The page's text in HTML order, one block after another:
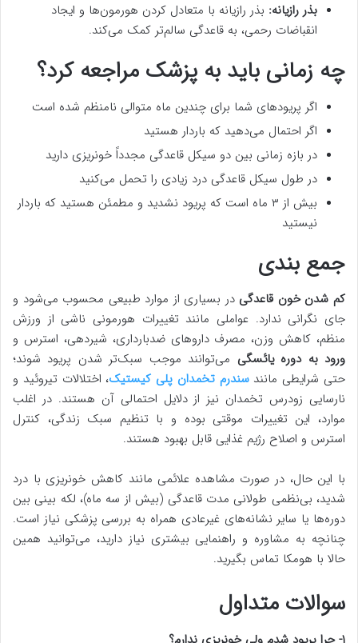
بذر رازیانه: بذر رازیانه با متعادل کردن هورمون‌ها و ایجاد
انقباضات رحمی، به قاعدگی سالم‌تر کمک می‌کند.
چه زمانی باید به پزشک مراجعه کرد؟
اگر پریودهای شما برای چندین ماه متوالی نامنظم شده است
اگر احتمال می‌دهید که باردار هستید
در بازه زمانی بین دو سیکل قاعدگی مجدداً خونریزی دارید
در طول سیکل قاعدگی درد زیادی را تحمل می‌کنید
بیش از ۳ ماه است که پریود نشدید و مطمئن هستید که باردار
نیستید
جمع بندی
کم شدن خون قاعدگی در بسیاری از موارد طبیعی محسوب می‌شود و
جای نگرانی ندارد. عواملی مانند تغییرات هورمونی ناشی از ورزش
منظم، کاهش وزن، مصرف داروهای ضدبارداری، شیردهی، استرس و
ورود به دوره یائسگی می‌توانند موجب سبک‌تر شدن پریود شوند؛
حتی شرایطی مانندسندرم تخمدان پلی کیستیک، اختلالات تیروئید و
نارسایی زودرس تخمدان نیز از دلایل احتمالی آن هستند. در اغلب
موارد، این تغییرات موقتی بوده و با تنظیم سبک زندگی، کنترل
استرس و اصلاح رژیم غذایی قابل بهبود هستند.
با این حال، در صورت مشاهده علائمی مانند کاهش خونریزی با درد
شدید، بی‌نظمی طولانی مدت قاعدگی (بیش از سه ماه)، لکه بینی بین
دوره‌ها یا سایر نشانه‌های غیرعادی همراه به بررسی پزشکی نیاز است.
چنانچه به مشاوره و راهنمایی بیشتری نیاز دارید، می‌توانید همین
حالا با هومکا تماس بگیرید.
سوالات متداول